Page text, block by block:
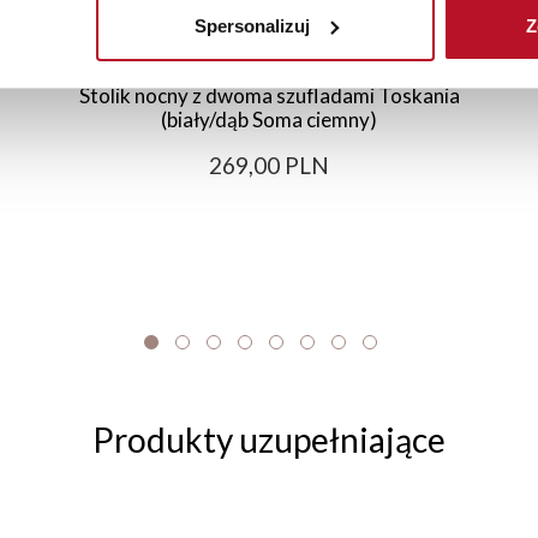
Spersonalizuj
Stolik nocny z dwoma szufladami Toskania
(biały/dąb Soma ciemny)
269,00 PLN
Produkty uzupełniające